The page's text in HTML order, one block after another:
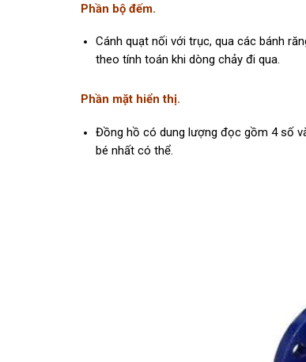
Phần bộ đếm.
Cánh quạt nối với trục, qua các bánh
theo tính toán khi dòng chảy đi qua.
Phần mặt hiển thị.
Đồng hồ có dung lượng đọc gồm 4 số
bé nhất có thể.